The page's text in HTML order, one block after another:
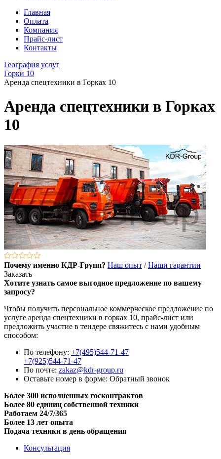
Главная
Оплата
Компания
Прайс-лист
Контакты
География услуг
Горки 10
Аренда спецтехники в Горках 10
Аренда спецтехники в Горках
10
Почему именно КДР-Групп? Наш опыт /Наши гарантии
Заказать
Хотите узнать самое выгодное предложение по вашему
запросу?
Чтобы получить персональное коммерческое предложение по
услуге аренда спецтехники в горках 10, прайс-лист или
предложить участие в тендере свяжитесь с нами удобным
способом:
По телефону: +7(495)544-71-47
+7(925)544-71-47
По почте: zakaz@kdr-group.ru
Оставьте номер в форме: Обратный звонок
Более 300 исполненных госконтрактов
Более 80 единиц собственной техники
Работаем 24/7/365
Более 13 лет опыта
Подача техники в день обращения
Консультация